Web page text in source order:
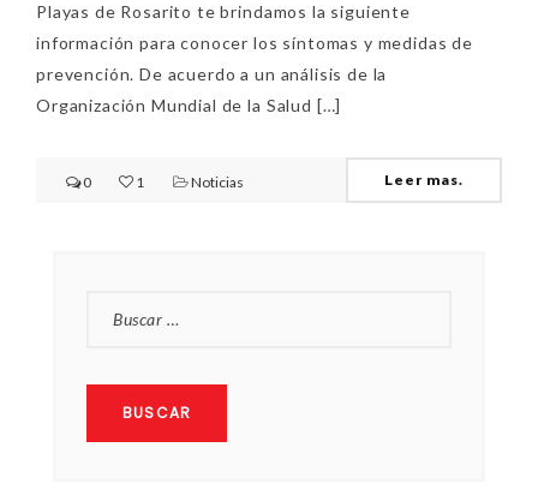
Playas de Rosarito te brindamos la siguiente
información para conocer los síntomas y medidas de
prevención. De acuerdo a un análisis de la
Organización Mundial de la Salud […]
0 1 Noticias Leer mas.